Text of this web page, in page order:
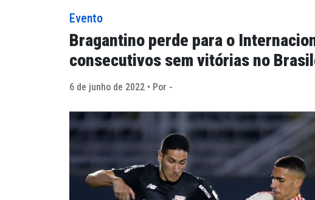
Evento
Bragantino perde para o
consecutivos sem vitórias no
6 de junho de 2022 • Por -